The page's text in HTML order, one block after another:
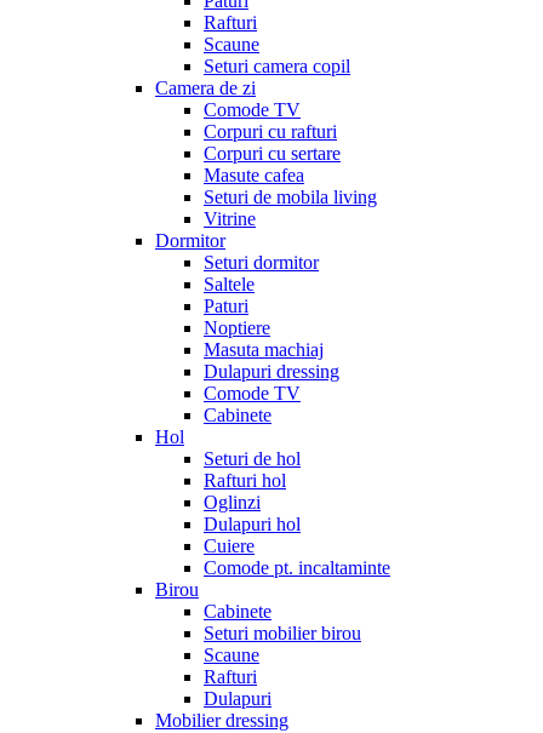
Rafturi
Scaune
Seturi camera copil
Camera de zi
Comode TV
Corpuri cu rafturi
Corpuri cu sertare
Masute cafea
Seturi de mobila living
Vitrine
Dormitor
Seturi dormitor
Saltele
Paturi
Noptiere
Masuta machiaj
Dulapuri dressing
Comode TV
Cabinete
Hol
Seturi de hol
Rafturi hol
Oglinzi
Dulapuri hol
Cuiere
Comode pt. incaltaminte
Birou
Cabinete
Seturi mobilier birou
Scaune
Rafturi
Dulapuri
Mobilier dressing